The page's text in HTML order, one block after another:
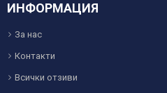
ИНФОРМАЦИЯ
За нас
Контакти
Всички отзиви